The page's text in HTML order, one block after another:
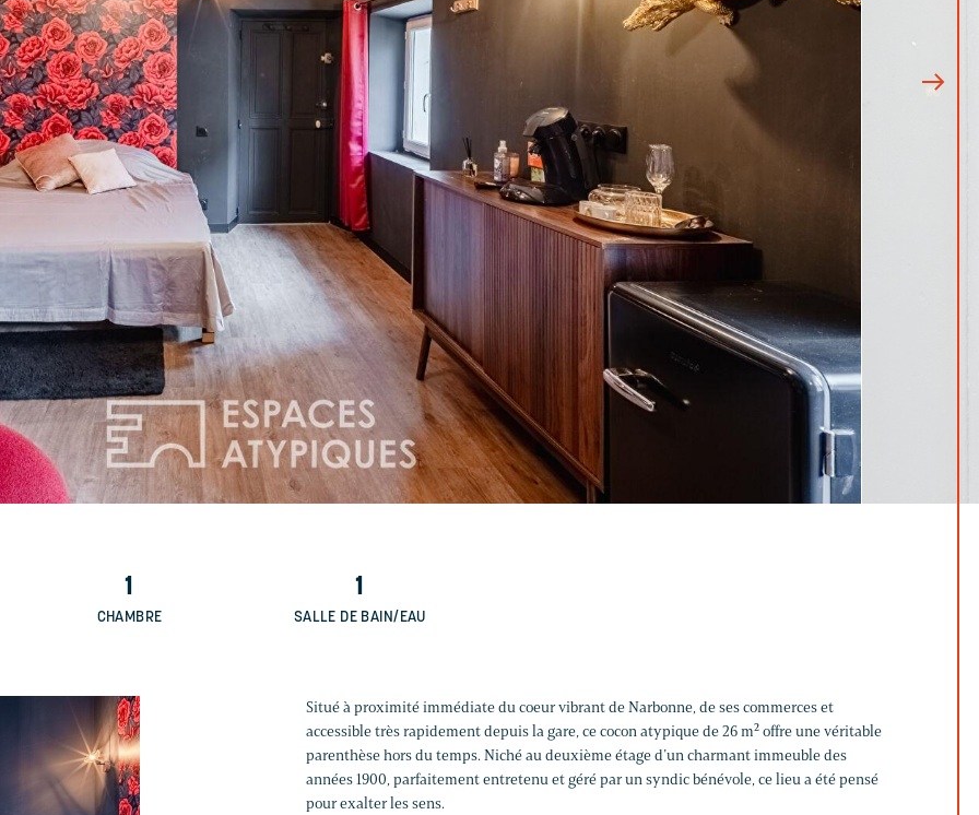
1
CHAMBRE
1
SALLE DE BAIN/EAU
Situé à proximité immédiate du coeur vibrant de Narbonne, de ses commerces et
accessible très rapidement depuis la gare, ce cocon atypique de 26 m² offre une véritable
parenthèse hors du temps. Niché au deuxième étage d’un charmant immeuble des
années 1900, parfaitement entretenu et géré par un syndic bénévole, ce lieu a été pensé
pour exalter les sens.